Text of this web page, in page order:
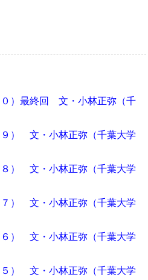
）最終回 文・小林正弥（千
） 文・小林正弥（千葉大学
） 文・小林正弥（千葉大学
） 文・小林正弥（千葉大学
） 文・小林正弥（千葉大学
） 文・小林正弥（千葉大学